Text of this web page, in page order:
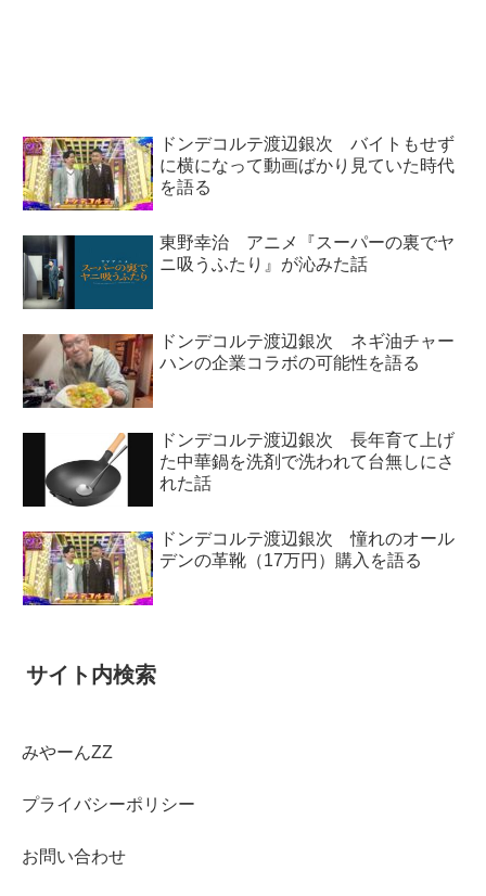
ドンデコルテ渡辺銀次 バイトもせず
に横になって動画ばかり見ていた時代
を語る
東野幸治 アニメ『スーパーの裏でヤ
ニ吸うふたり』が沁みた話
ドンデコルテ渡辺銀次 ネギ油チャー
ハンの企業コラボの可能性を語る
ドンデコルテ渡辺銀次 長年育て上げ
た中華鍋を洗剤で洗われて台無しにさ
れた話
ドンデコルテ渡辺銀次 憧れのオール
デンの革靴（17万円）購入を語る
サイト内検索
みやーんZZ
プライバシーポリシー
お問い合わせ